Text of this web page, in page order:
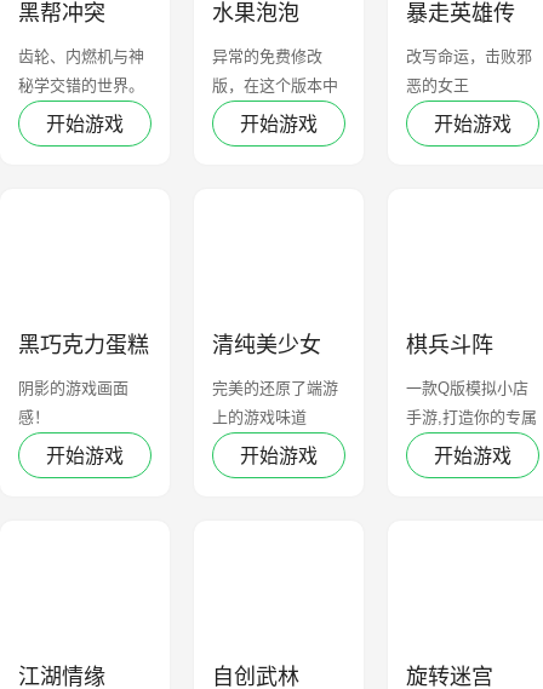
黑帮冲突
齿轮、内燃机与神
秘学交错的世界。
开始游戏
水果泡泡
异常的免费修改
版，在这个版本中
可以免费使用
开始游戏
暴走英雄传
改写命运，击败邪
恶的女王
开始游戏
黑巧克力蛋糕
阴影的游戏画面
感！
开始游戏
清纯美少女
完美的还原了端游
上的游戏味道
开始游戏
棋兵斗阵
一款Q版模拟小店
手游,打造你的专属
小店吧！
开始游戏
江湖情缘 自创武林 旋转迷宫